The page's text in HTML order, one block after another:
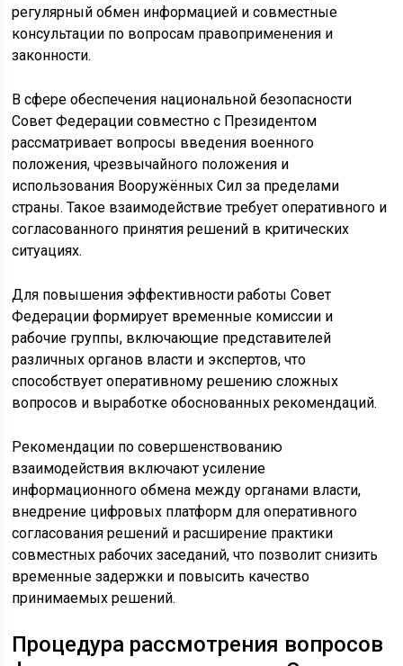
регулярный обмен информацией и совместные
консультации по вопросам правоприменения и
законности.
В сфере обеспечения национальной безопасности
Совет Федерации совместно с Президентом
рассматривает вопросы введения военного
положения, чрезвычайного положения и
использования Вооружённых Сил за пределами
страны. Такое взаимодействие требует оперативного и
согласованного принятия решений в критических
ситуациях.
Для повышения эффективности работы Совет
Федерации формирует временные комиссии и
рабочие группы, включающие представителей
различных органов власти и экспертов, что
способствует оперативному решению сложных
вопросов и выработке обоснованных рекомендаций.
Рекомендации по совершенствованию
взаимодействия включают усиление
информационного обмена между органами власти,
внедрение цифровых платформ для оперативного
согласования решений и расширение практики
совместных рабочих заседаний, что позволит снизить
временные задержки и повысить качество
принимаемых решений.
Процедура рассмотрения вопросов